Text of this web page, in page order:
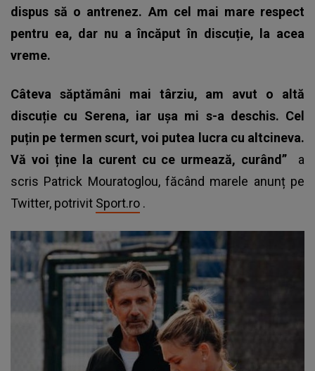
dispus să o antrenez. Am cel mai mare respect
pentru ea, dar nu a încăput în discuție, la acea
vreme.
Câteva săptămâni mai târziu, am avut o altă
discuție cu Serena, iar ușa mi s-a deschis. Cel
puțin pe termen scurt, voi putea lucra cu altcineva.
Vă voi ține la curent cu ce urmează, curând” a
scris Patrick Mouratoglou, făcând marele anunț pe
Twitter, potrivit Sport.ro .